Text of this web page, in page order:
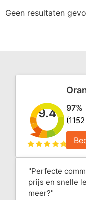
Geen resultaten
9.4 97%
"Perfecte
prijs en snelle
meer?"